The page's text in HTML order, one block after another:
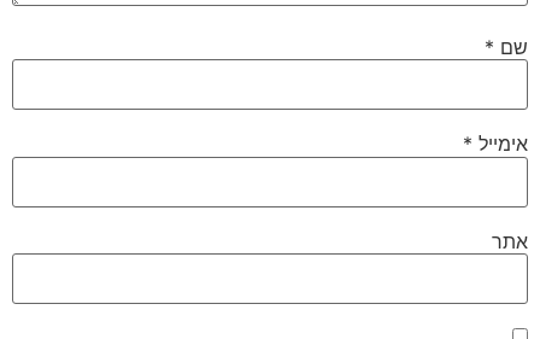
שם *
אימייל *
אתר